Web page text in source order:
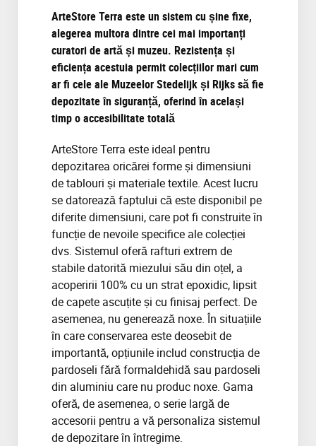
ArteStore Terra este un sistem cu șine fixe,
alegerea multora dintre cei mai importanți
curatori de artă și muzeu. Rezistența și
eficiența acestuia permit colecțiilor mari cum
ar fi cele ale Muzeelor Stedelijk și Rijks să fie
depozitate în siguranță, oferind în același
timp o accesibilitate totală
ArteStore Terra este ideal pentru
depozitarea oricărei forme și dimensiuni
de tablouri și materiale textile. Acest lucru
se datorează faptului că este disponibil pe
diferite dimensiuni, care pot fi construite în
funcție de nevoile specifice ale colecției
dvs. Sistemul oferă rafturi extrem de
stabile datorită miezului său din oțel, a
acoperirii 100% cu un strat epoxidic, lipsit
de capete ascuțite și cu finisaj perfect. De
asemenea, nu generează noxe. În situațiile
în care conservarea este deosebit de
importantă, opțiunile includ construcția de
pardoseli fără formaldehidă sau pardoseli
din aluminiu care nu produc noxe. Gama
oferă, de asemenea, o serie largă de
accesorii pentru a vă personaliza sistemul
de depozitare în întregime.